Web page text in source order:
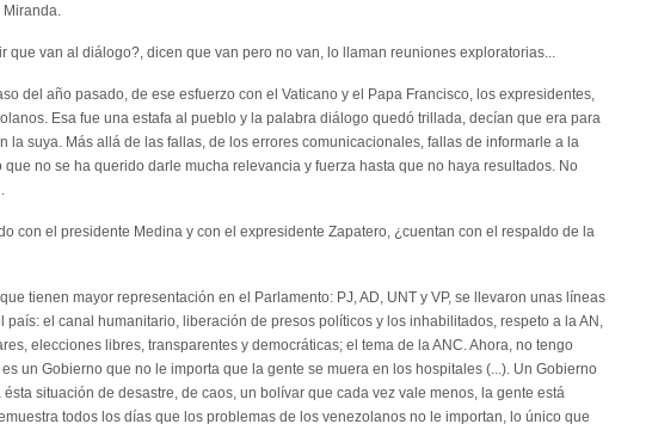
van al diálogo?, dicen que van pero no van, lo llaman reuniones exploratorias...
del año pasado, de ese esfuerzo con el Vaticano y el Papa Francisco, los expresidentes,
Esa fue una estafa al pueblo y la palabra diálogo quedó trillada, decían que era para
la suya. Más allá de las fallas, de los errores comunicacionales, fallas de informarle a la
no se ha querido darle mucha relevancia y fuerza hasta que no haya resultados. No
con el presidente Medina y con el expresidente Zapatero, ¿cuentan con el respaldo de la
tienen mayor representación en el Parlamento: PJ, AD, UNT y VP, se llevaron unas líneas
país: el canal humanitario, liberación de presos políticos y los inhabilitados, respeto a la AN,
elecciones libres, transparentes y democráticas; el tema de la ANC. Ahora, no tengo
un Gobierno que no le importa que la gente se muera en los hospitales (...). Un Gobierno
situación de desastre, de caos, un bolívar que cada vez vale menos, la gente está
todos los días que los problemas de los venezolanos no le importan, lo único que